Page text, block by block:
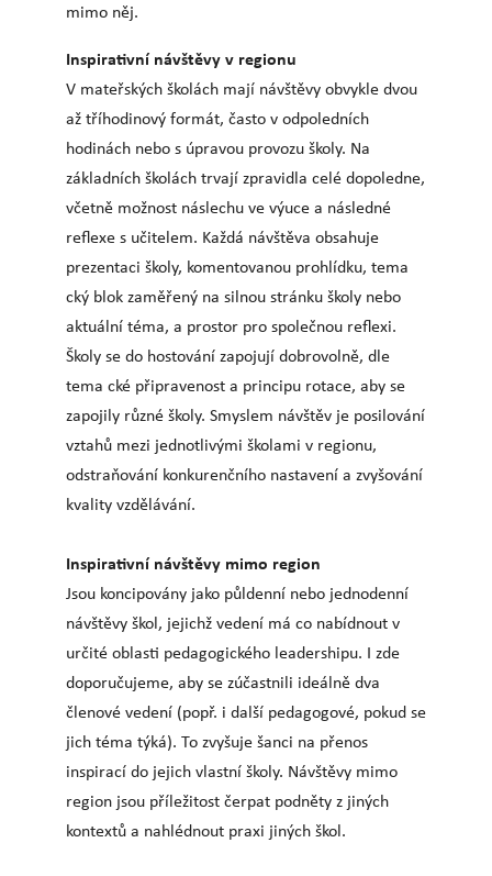
mimo něj.
Inspirativní návštěvy v regionu
V mateřských školách mají návštěvy obvykle dvou
až tříhodinový formát, často v odpoledních
hodinách nebo s úpravou provozu školy. Na
základních školách trvají zpravidla celé dopoledne,
včetně možnost náslechu ve výuce a následné
reflexe s učitelem. Každá návštěva obsahuje
prezentaci školy, komentovanou prohlídku, tema
cký blok zaměřený na silnou stránku školy nebo
aktuální téma, a prostor pro společnou reflexi.
Školy se do hostování zapojují dobrovolně, dle
tema cké připravenost a principu rotace, aby se
zapojily různé školy. Smyslem návštěv je posilování
vztahů mezi jednotlivými školami v regionu,
odstraňování konkurenčního nastavení a zvyšování
kvality vzdělávání.
Inspirativní návštěvy mimo region
Jsou koncipovány jako půldenní nebo jednodenní
návštěvy škol, jejichž vedení má co nabídnout v
určité oblasti pedagogického leadershipu. I zde
doporučujeme, aby se zúčastnili ideálně dva
členové vedení (popř. i další pedagogové, pokud se
jich téma týká). To zvyšuje šanci na přenos
inspirací do jejich vlastní školy. Návštěvy mimo
region jsou příležitost čerpat podněty z jiných
kontextů a nahlédnout praxi jiných škol.